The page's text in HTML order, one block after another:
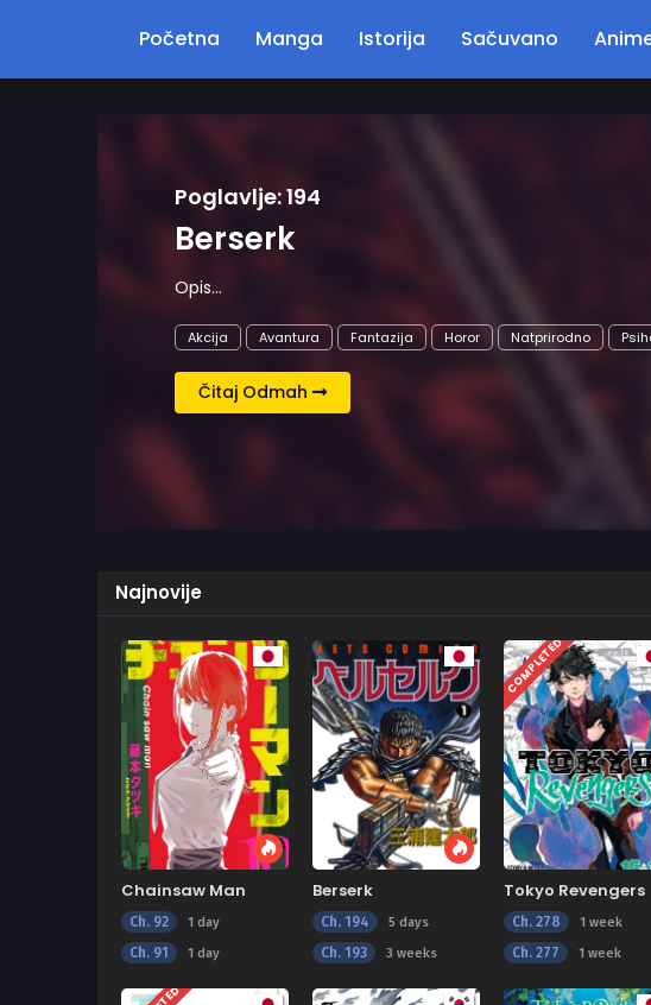
Početna Manga Istorija Sačuvano
Psihološki Seinen
Najnovije
Chainsaw Man
Ch. 92 1 day
Ch. 91 1 day
Berserk
Ch. 194 5 days
Ch. 193 3 weeks
COMPLETED
Tokyo Revengers
Ch. 278 1 week
Ch. 277 1 week